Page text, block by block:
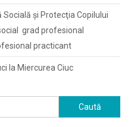
şi Protecţia Copilului
grad profesional
practicant
la Miercurea Ciuc
Caută
după: